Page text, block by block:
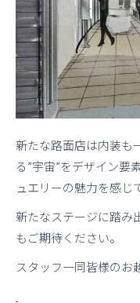
新たな路面店は内装も
る”宇宙”をデザイン要
ュエリーの魅力を感じ
新たなステージに踏み
もご期待ください。
スタッフ一同皆様のお